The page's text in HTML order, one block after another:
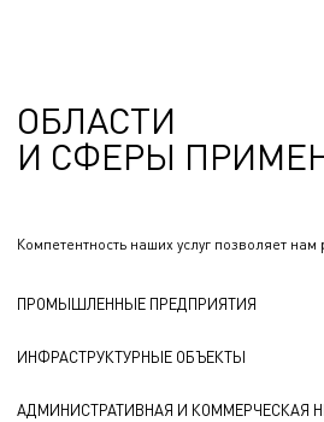
ОБЛАСТИ
И СФЕРЫ
Компетентность наших услуг позволяет
ПРОМЫШЛЕННЫЕ ПРЕДПРИЯТИЯ
ИНФРАСТРУКТУРНЫЕ ОБЪЕКТЫ
АДМИНИСТРАТИВНАЯ И КОММЕРЧЕСКАЯ